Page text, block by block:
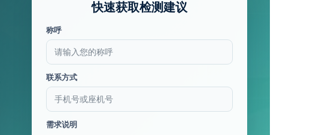
快速获取检测建议
称呼
联系方式
需求说明